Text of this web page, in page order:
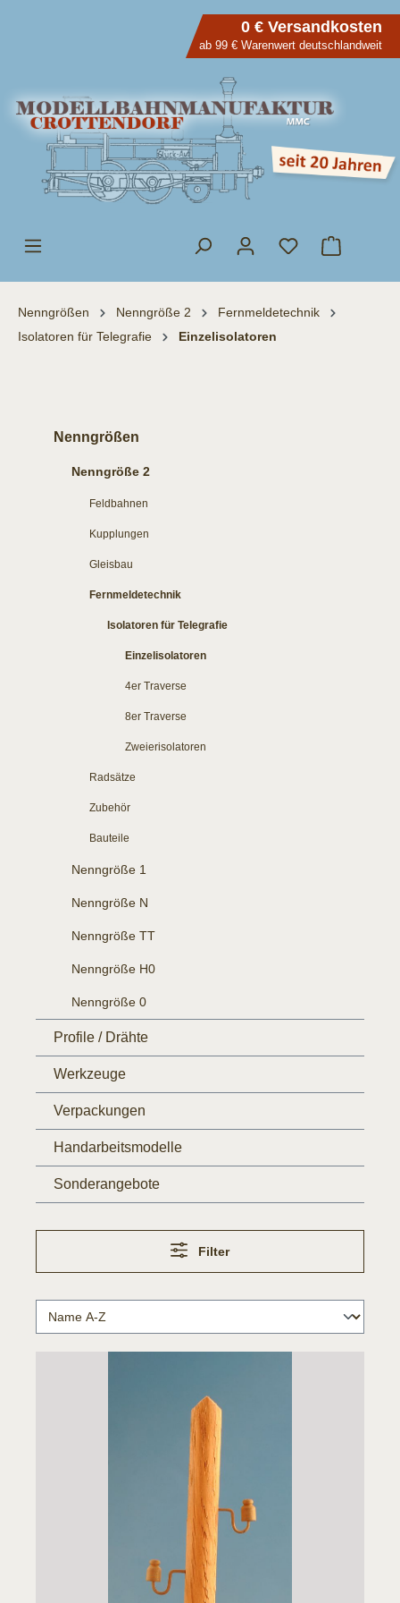
0 € Versandkosten
ab 99 € Warenwert deutschlandweit
Nenngrößen Nenngröße 2
Fernmeldetechnik
Isolatoren für Telegrafie
Einzelisolatoren
Nenngrößen
Nenngröße 2
Feldbahnen
Kupplungen
Gleisbau
Fernmeldetechnik
Isolatoren für Telegrafie
Einzelisolatoren
4er Traverse
8er Traverse
Zweierisolatoren
Radsätze
Zubehör
Bauteile
Nenngröße 1
Nenngröße N
Nenngröße TT
Nenngröße H0
Nenngröße 0
Profile / Drähte
Werkzeuge
Verpackungen
Handarbeitsmodelle
Sonderangebote
Filter